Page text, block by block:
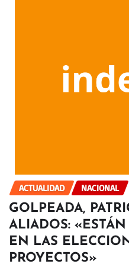
ACTUALIDAD NACIONAL
GOLPEADA,
ALIADOS:
EN LAS
PROYECTOS»